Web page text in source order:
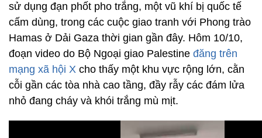
sử dụng đạn phốt pho trắng, một vũ khí bị quốc tế
cấm dùng, trong các cuộc giao tranh với Phong trào
Hamas ở Dải Gaza thời gian gần đây. Hôm 10/10,
đoạn video do Bộ Ngoại giao Palestine đăng trên
mạng xã hội X cho thấy một khu vực rộng lớn, cằn
cỗi gần các tòa nhà cao tầng, đầy rẫy các đám lửa
nhỏ đang cháy và khói trắng mù mịt.